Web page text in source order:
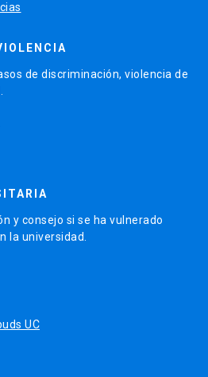
de discriminación, violencia de
y consejo si se ha vulnerado
la universidad.
UC